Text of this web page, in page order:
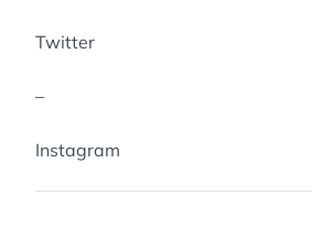
Twitter
–
Instagram